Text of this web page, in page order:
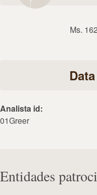
Ms.
Analista id:
01Greer
Entidades